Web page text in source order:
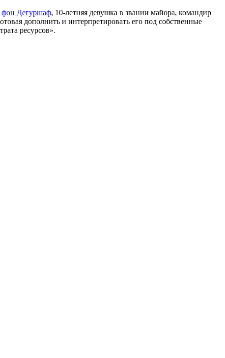
фон Дегуршаф, 10-летняя девушка в звании майора, командир
дополнить и интерпретировать его под собственные
ресурсов».